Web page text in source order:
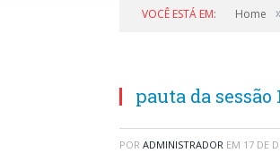
VOCÊ ESTÁ EM: Home
pauta da sessão
POR ADMINISTRADOR EM 17 DE